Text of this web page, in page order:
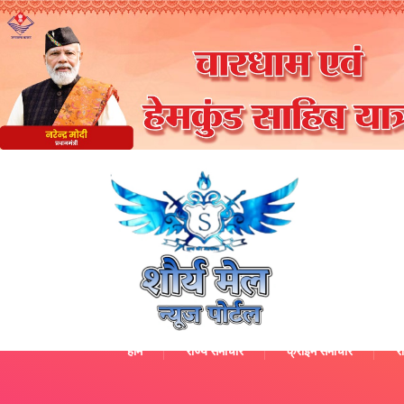
होम राज्य समाचार क्राइम समाचार